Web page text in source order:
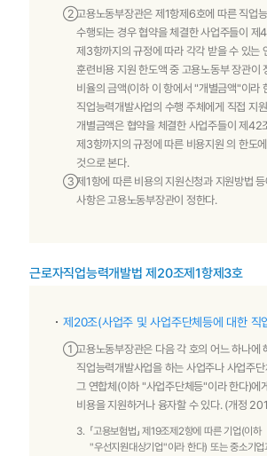
HRD4U
훈련지원
②고용노동부장관은 제1항제6호에 따른 직업
수행되는 경우 협약을 체결한 사업주들이 제
제3항까지의 규정에 따라 각각 받을 수 있는
훈련비용 지원 한도액 중 고용노동부 장관이
비율의 금액(이하 이 항에서 "개별금액"이라
직업능력개발사업의 수행 주체에게 직접 지
개별금액은 협약을 체결한 사업주들이 제42
제3항까지의 규정에 따른 비용지원 의 한도
것으로 본다.
③제1항에 따른 비용의 지원신청과 지원방법
사항은 고용노동부장관이 정한다.
근로자직업능력개발법 제20조제1항제3호
제20조(사업주 및 사업주단체등에 대한 직
①고용노동부장관은 다음 각 호의 어느 하나에
직업능력개발사업을 하는 사업주나 사업주단
그 연합체(이하 "사업주단체등"이라 한다)에
비용을 지원하거나 융자할 수 있다. (개정
3. 「고용보험법」 제19조제2항에 따른 기업(이하
"우선지원대상기업"이라 한다) 또는 중소기업